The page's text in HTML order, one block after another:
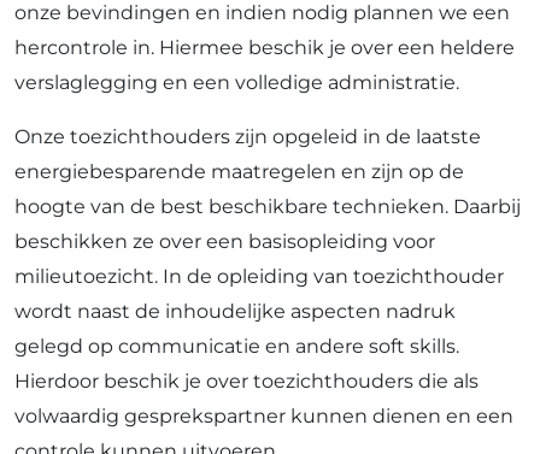
onze bevindingen en indien nodig plannen we een
hercontrole in. Hiermee beschik je over een heldere
verslaglegging en een volledige administratie.
Onze toezichthouders zijn opgeleid in de laatste
energiebesparende maatregelen en zijn op de
hoogte van de best beschikbare technieken. Daarbij
beschikken ze over een basisopleiding voor
milieutoezicht. In de opleiding van toezichthouder
wordt naast de inhoudelijke aspecten nadruk
gelegd op communicatie en andere soft skills.
Hierdoor beschik je over toezichthouders die als
volwaardig gesprekspartner kunnen dienen en een